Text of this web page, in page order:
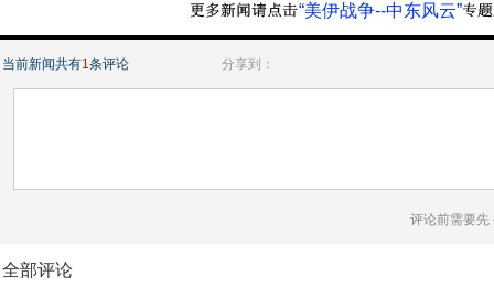
“美伊战争--中东风云”
当前新闻共有1条评论 分享到：
评论前需要先
全部评论